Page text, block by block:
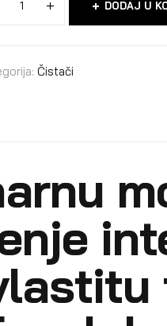
DODAJ U
Čistači